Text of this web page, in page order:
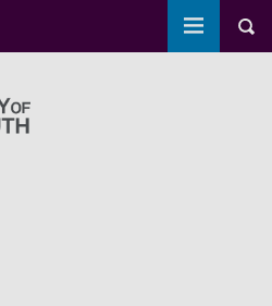
Toggle